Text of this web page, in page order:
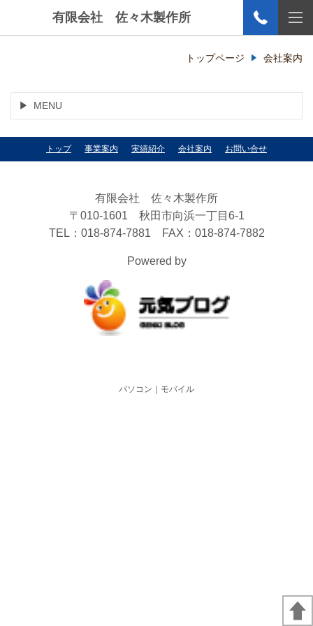
有限会社 佐々木製作所
トップページ 会社案内
MENU
トップ 事業案内 実績紹介 会社案内 お問い合せ
有限会社 佐々木製作所
〒010-1601 秋田市向浜一丁目6-1
TEL：018-874-7881 FAX：018-874-7882
Powered by
パソコン ｜モバイル